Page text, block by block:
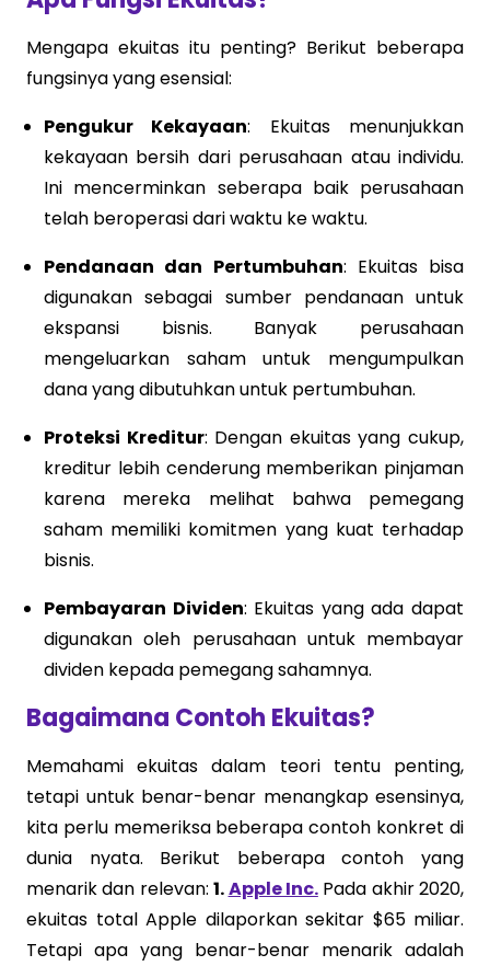
Mengapa ekuitas itu penting? Berikut beberapa
fungsinya yang esensial:
Pengukur Kekayaan: Ekuitas menunjukkan
kekayaan bersih dari perusahaan atau individu.
Ini mencerminkan seberapa baik perusahaan
telah beroperasi dari waktu ke waktu.
Pendanaan dan Pertumbuhan: Ekuitas bisa
digunakan sebagai sumber pendanaan untuk
ekspansi bisnis. Banyak perusahaan
mengeluarkan saham untuk mengumpulkan
dana yang dibutuhkan untuk pertumbuhan.
Proteksi Kreditur: Dengan ekuitas yang cukup,
kreditur lebih cenderung memberikan pinjaman
karena mereka melihat bahwa pemegang
saham memiliki komitmen yang kuat terhadap
bisnis.
Pembayaran Dividen: Ekuitas yang ada dapat
digunakan oleh perusahaan untuk membayar
dividen kepada pemegang sahamnya.
Bagaimana Contoh Ekuitas?
Memahami ekuitas dalam teori tentu penting,
tetapi untuk benar-benar menangkap esensinya,
kita perlu memeriksa beberapa contoh konkret di
dunia nyata. Berikut beberapa contoh yang
menarik dan relevan:1.Apple Inc.Pada akhir 2020,
ekuitas total Apple dilaporkan sekitar $65 miliar.
Tetapi apa yang benar-benar menarik adalah